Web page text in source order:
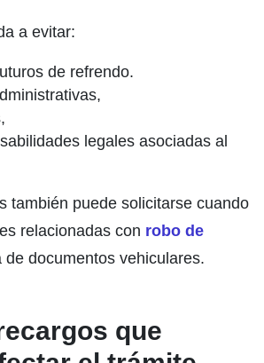
a evitar:
de refrendo.
legales asociadas al
también puede solicitarse cuando
relacionadas con robo de
de documentos vehiculares.
que